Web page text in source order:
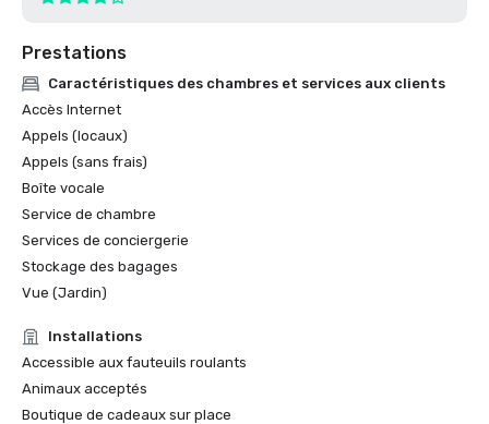
Prestations
Caractéristiques des chambres et services aux clients
Accès Internet
Appels (locaux)
Appels (sans frais)
Boîte vocale
Service de chambre
Services de conciergerie
Stockage des bagages
Vue (Jardin)
Installations
Accessible aux fauteuils roulants
Animaux acceptés
Boutique de cadeaux sur place